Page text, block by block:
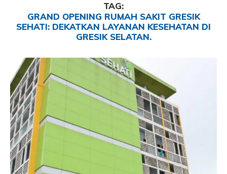
TAG:
GRAND OPENING RUMAH SAKIT GRESIK
SEHATI: DEKATKAN LAYANAN KESEHATAN DI
GRESIK SELATAN.